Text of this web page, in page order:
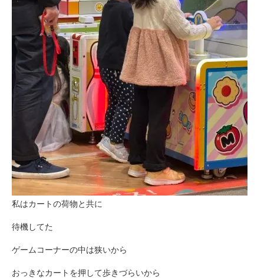
私はカートの荷物と共に
待機してた
ゲームコーナーの中は狭いから
おっきなカートを押して歩きづらいから